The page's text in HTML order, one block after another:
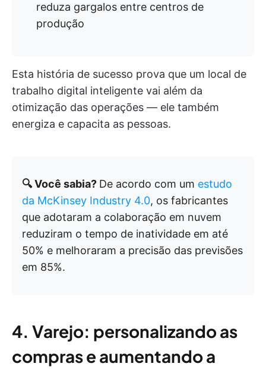
reduza gargalos entre centros de
produção
Esta história de sucesso prova que um local de
trabalho digital inteligente vai além da
otimização das operações — ele também
energiza e capacita as pessoas.
🔍 Você sabia? De acordo com um estudo
da McKinsey Industry 4.0, os fabricantes
que adotaram a colaboração em nuvem
reduziram o tempo de inatividade em até
50% e melhoraram a precisão das previsões
em 85%.
4. Varejo: personalizando as
compras e aumentando a